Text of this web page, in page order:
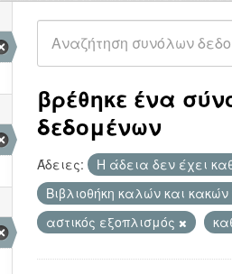
βρέθηκε ένα
δεδομένων
Άδειες: Η άδεια δεν έχει
Βιβλιοθήκη καλών και
αστικός εξοπλισμός